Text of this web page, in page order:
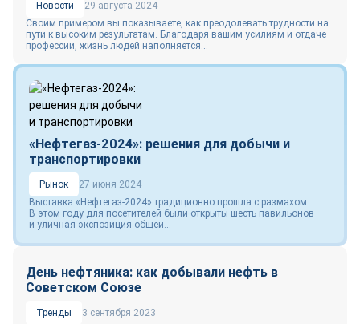
Новости
29 августа 2024
Своим примером вы показываете, как преодолевать трудности на
пути к высоким результатам. Благодаря вашим усилиям и отдаче
профессии, жизнь людей наполняется...
«Нефтегаз-2024»: решения для добычи и
транспортировки
Рынок
27 июня 2024
Выставка «Нефтегаз‑2024» традиционно прошла с размахом.
В этом году для посетителей были открыты шесть павильонов
и уличная экспозиция общей...
День нефтяника: как добывали нефть в
Советском Союзе
Тренды
3 сентября 2023